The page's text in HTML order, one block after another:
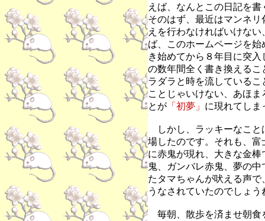
えば、なんとこの日記を
そのはず、最近はマンネ
えを行わなければいけな
ば、このホームページを
き始めてから８年目に突
の数年間全く書き換えるこ
ラダラと時を流している
ことじゃいけない、あほ
とが 「初夢」 に現れてしま
しかし、ラッキーなこと
場したのです。それも、
に赤鬼が現れ、大きな金
鬼、ガンバレ赤鬼、夢の
たタマちゃんが吠える声
うなされていたのでしょう
毎朝、散歩を済ませ朝食